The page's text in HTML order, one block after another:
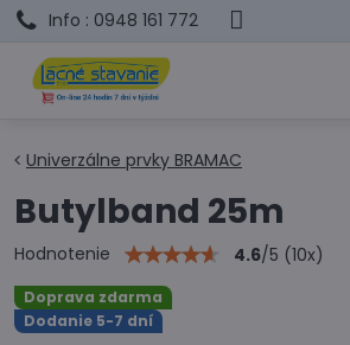
Info : 0948 161 772
Doprava zdarma
Dodanie 5-7 dní
Univerzálne prvky BRAMAC
Butylband 25m
Hodnotenie 4.6/5 (10x)